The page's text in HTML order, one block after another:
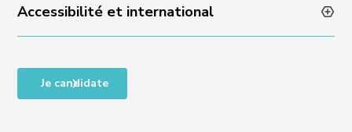
Taux de satisfaction en fin de formation : NA
Taux de progression individuelle : NA
Accessibilité et international
Accessibilité des personnes en situation de handicap,
RQTH, ou difficultés particulières, nous contacter
Je candidate